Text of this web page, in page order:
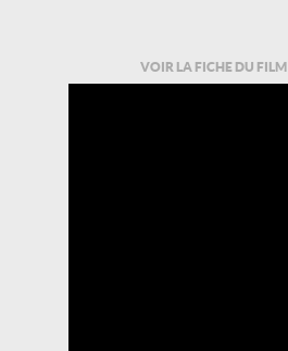
VOIR LA FICHE DU FILM